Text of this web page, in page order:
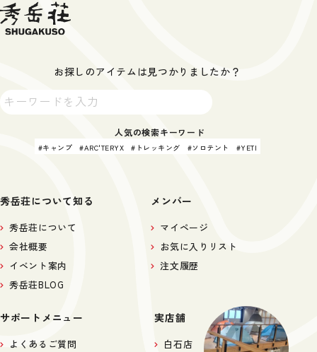
お探しのアイテムは見つかりましたか？
人気の検索キーワード
キャンプ ARC'TERYX トレッキング ソロテント YETI
秀岳荘について知る
秀岳荘について
会社概要
イベント案内
秀岳荘BLOG
メンバー
マイページ
お気に入りリスト
注文履歴
サポートメニュー
よくあるご質問
実店舗
白石店